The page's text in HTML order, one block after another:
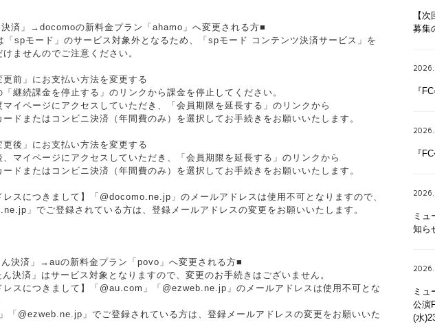
済」→docomoの新料金プラン「ahamo」へ変更される方■
「spモード」のサービス対象外となるため、「spモード コンテンツ決済サービス」を
ませんのでご注意ください。
前」にお支払い方法を変更する
「継続課金を停止する」のリンクから課金を停止してください。
マイページにアクセスしていただき、「会員期限を延長する」のリンクから
ードまたはコンビニ決済（年間費のみ）を選択してお手続きをお願いいたします。
後」にお支払い方法を変更する
、マイページにアクセスしていただき、「会員期限を延長する」のリンクから
ードまたはコンビニ決済（年間費のみ）を選択してお手続きをお願いいたします。
レスにつきまして】「@docomo.ne.jp」のメールアドレスは使用不可となりますので、
」でご登録されている方は、登録メールアドレスの変更をお願いいたします。
決済」→auの新料金プラン「povo」へ変更される方■
決済」はサービス対象となりますので、変更のお手続きはございません。
レスにつきまして】「@au.com」「@ezweb.ne.jp」のメールアドレスは使用不可とな
「@ezweb.ne.jp」でご登録されている方は、登録メールアドレスの変更をお願いいた
【
募集
『
『
ミュ
知ら
ミュ
公演
(水